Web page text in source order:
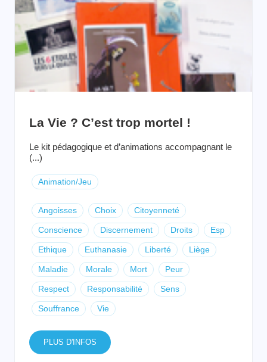
La Vie ? C’est trop mortel !
Le kit pédagogique et d’animations accompagnant le
(...)
Animation/Jeu
Angoisses Choix Citoyenneté
Conscience Discernement Droits Esp
Ethique Euthanasie Liberté Liège
Maladie Morale Mort Peur
Respect Responsabilité Sens
Souffrance Vie
PLUS D'INFOS